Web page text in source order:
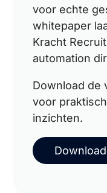
voor echte
whitepaper
Kracht
automation
Download de
voor
inzichten.